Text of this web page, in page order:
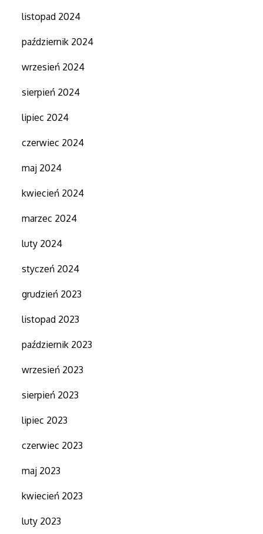
listopad 2024
październik 2024
wrzesień 2024
sierpień 2024
lipiec 2024
czerwiec 2024
maj 2024
kwiecień 2024
marzec 2024
luty 2024
styczeń 2024
grudzień 2023
listopad 2023
październik 2023
wrzesień 2023
sierpień 2023
lipiec 2023
czerwiec 2023
maj 2023
kwiecień 2023
luty 2023